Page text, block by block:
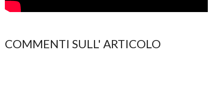
COMMENTI SULL' ARTICOLO